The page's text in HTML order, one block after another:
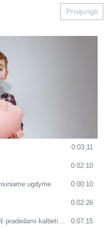
Prisijungti
0:03:11
0:02:10
ugdyme 0:00:10
0:02:26
0:07:15